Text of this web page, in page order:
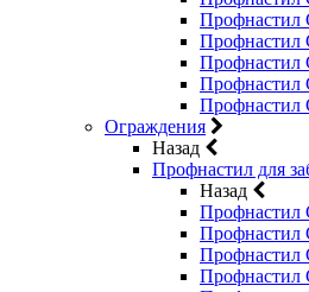
Профнастил
Профнастил
Профнастил
Профнастил
Профнастил
Ограждения
Назад
Профнастил для
Назад
Профнастил
Профнастил
Профнастил
Профнастил